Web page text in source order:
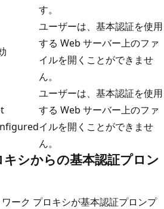
す。
ユーザーは、基本認証を使用
する Web サーバー上のファ
イルを開くことができませ
ん。
ユーザーは、基本認証を使用
する Web サーバー上のファ
イルを開くことができませ
ん。
シからの基本認証プロン
ーク プロキシが基本認証プロンプ